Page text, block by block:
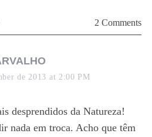
2 Comments
de 2013 at 2:00 PM
desprendidos da Natureza!
nada em troca. Acho que têm